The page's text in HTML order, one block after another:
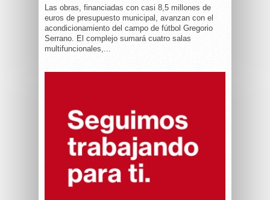
Las obras, financiadas con casi 8,5 millones de
euros de presupuesto municipal, avanzan con el
acondicionamiento del campo de fútbol Gregorio
Serrano. El complejo sumará cuatro salas
multifuncionales,...